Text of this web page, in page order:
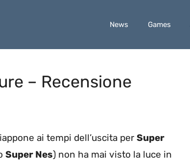
News Games
– Recensione
ai tempi dell’uscita per Super
Super Nes) non ha mai visto la luce in